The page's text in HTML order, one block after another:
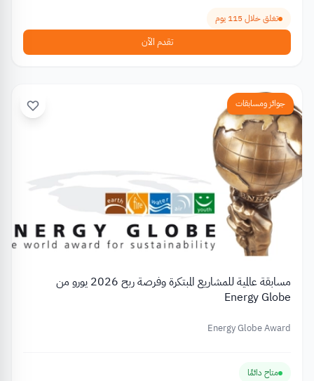
تغلق خلال 115 يوم
تقدم الآن
جوائز ومسابقات
مسابقة عالمية للمشاريع المبتكرة وفرصة ربح 2026 يورو من
Energy Globe
Energy Globe Award
متاح دائمًا